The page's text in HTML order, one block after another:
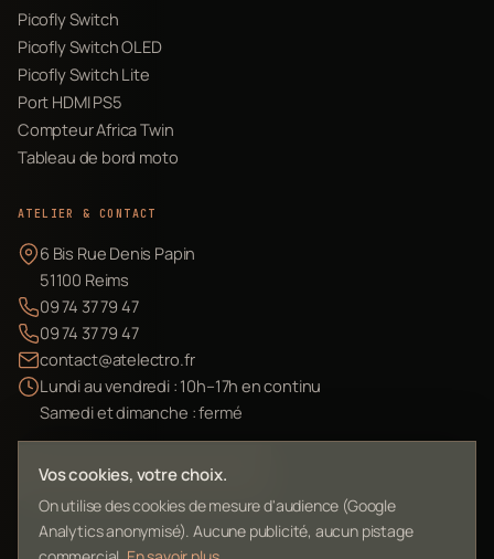
Picofly Switch
Picofly Switch OLED
Picofly Switch Lite
Port HDMI PS5
Compteur Africa Twin
Tableau de bord moto
ATELIER & CONTACT
6 Bis Rue Denis Papin
51100 Reims
09 74 37 79 47
09 74 37 79 47
contact@atelectro.fr
Lundi au vendredi : 10h–17h en continu
Samedi et dimanche : fermé
Envoyer mon matériel
Vos cookies, votre choix.
On utilise des cookies de mesure d'audience (Google
Analytics anonymisé). Aucune publicité, aucun pistage